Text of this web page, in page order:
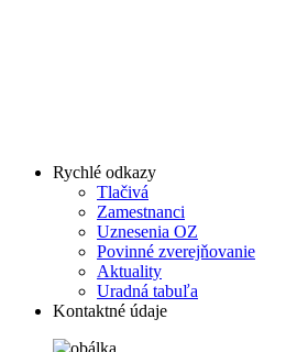
Rychlé odkazy
Tlačivá
Zamestnanci
Uznesenia OZ
Povinné zverejňovanie
Aktuality
Uradná tabuľa
Kontaktné údaje